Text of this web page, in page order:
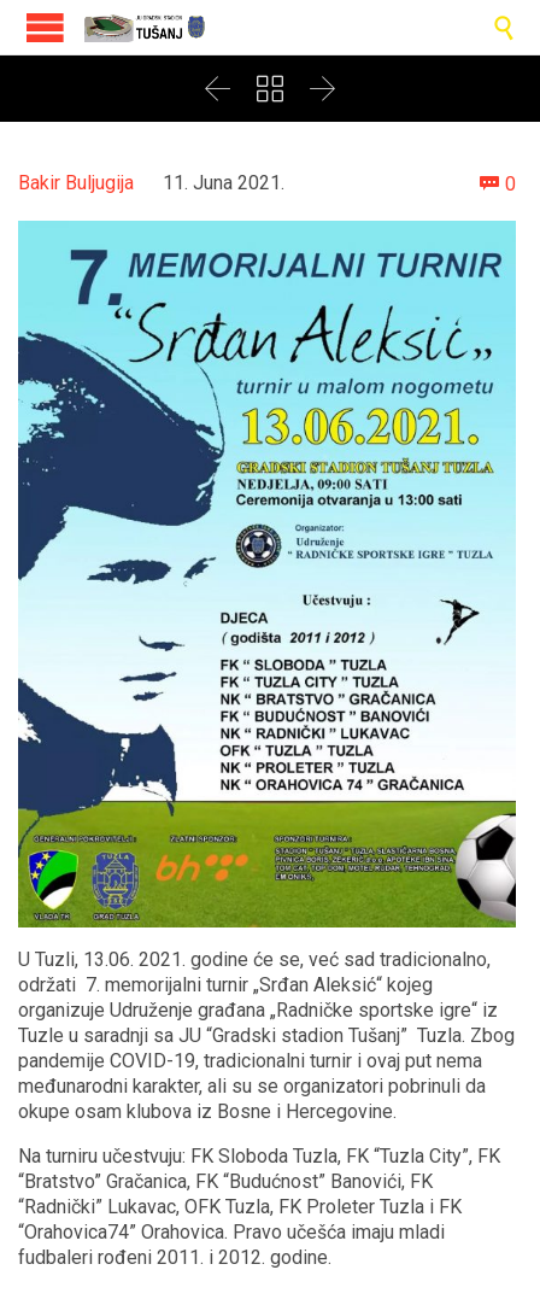

  
Bakir Buljugija 11. Juna 2021.  0
U Tuzli, 13.06. 2021. godine će se, već sad tradicionalno,
održati 7. memorijalni turnir „Srđan Aleksić“ kojeg
organizuje Udruženje građana „Radničke sportske igre“ iz
Tuzle u saradnji sa JU “Gradski stadion Tušanj” Tuzla. Zbog
pandemije COVID-19, tradicionalni turnir i ovaj put nema
međunarodni karakter, ali su se organizatori pobrinuli da
okupe osam klubova iz Bosne i Hercegovine.
Na turniru učestvuju: FK Sloboda Tuzla, FK “Tuzla City”, FK
“Bratstvo” Gračanica, FK “Budućnost” Banovići, FK
“Radnički” Lukavac, OFK Tuzla, FK Proleter Tuzla i FK
“Orahovica74” Orahovica. Pravo učešća imaju mladi
fudbaleri rođeni 2011. i 2012. godine.